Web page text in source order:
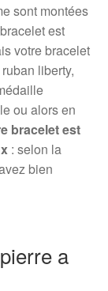
sont montées
est
votre bracelet
liberty,
ou alors en
bracelet est
: selon la
bien
a